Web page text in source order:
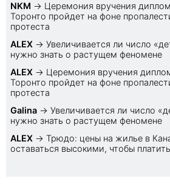
NKM → Церемония вручения
Торонто пройдет на фоне
протеста
ALEX → Увеличивается ли число
нужно знать о растущем феномене
ALEX → Церемония вручения
Торонто пройдет на фоне
протеста
Galina → Увеличивается ли число
нужно знать о растущем феномене
ALEX → Трюдо: цены на жилье в
оставаться высокими, чтобы